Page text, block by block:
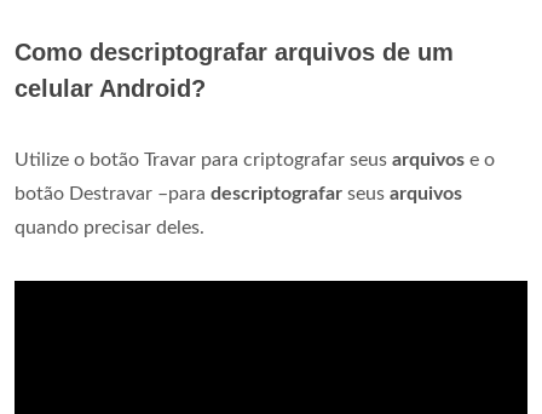
Como descriptografar arquivos de um
celular Android?
Utilize o botão Travar para criptografar seus arquivos e o
botão Destravar –para descriptografar seus arquivos
quando precisar deles.